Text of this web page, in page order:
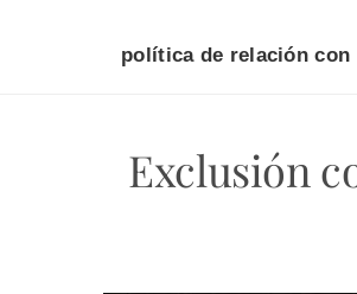
política de relación con
Exclusión